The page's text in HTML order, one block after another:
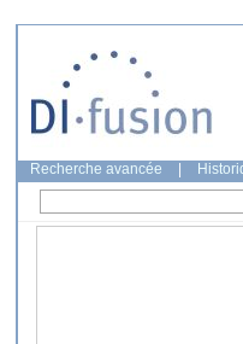
Recherche avancée